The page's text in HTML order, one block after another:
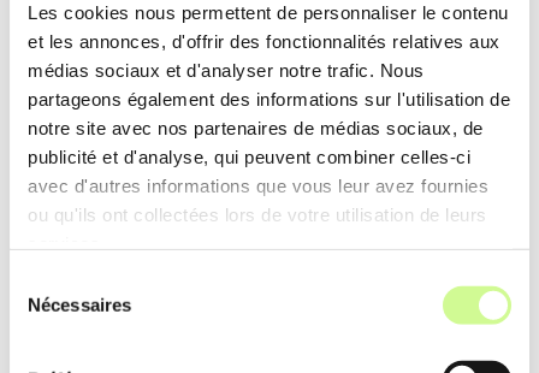
Les cookies nous permettent de personnaliser le contenu
et les annonces, d'offrir des fonctionnalités relatives aux
médias sociaux et d'analyser notre trafic. Nous
partageons également des informations sur l'utilisation de
notre site avec nos partenaires de médias sociaux, de
publicité et d'analyse, qui peuvent combiner celles-ci
avec d'autres informations que vous leur avez fournies
ou qu'ils ont collectées lors de votre utilisation de leurs
Nécessaires
historiques de produits pour recommander des
articlespersonnalisés, stimulant ainsi les ventes et
améliorant l’expérience client.
Génération d’Image
Cette fonctionnalité permet la
textuelles ou des données analysées, permettant